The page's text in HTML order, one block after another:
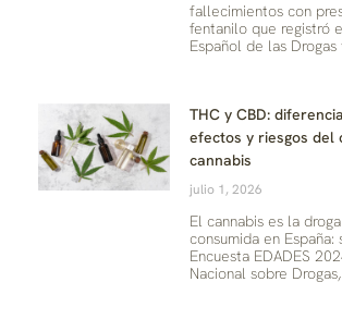
fallecimientos con
fentanilo que registró
Español de las Drogas
THC y CBD:
efectos y riesgos del
cannabis
julio 1, 2026
El cannabis es la
consumida en España:
Encuesta EDADES
Nacional sobre Drogas,